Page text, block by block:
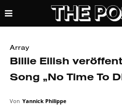
Array
Billie Eilish
Song „No Time To
Von Yannick Philippe